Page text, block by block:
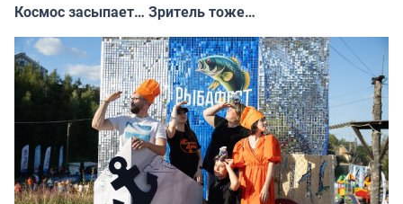
Космос засыпает… Зритель тоже…